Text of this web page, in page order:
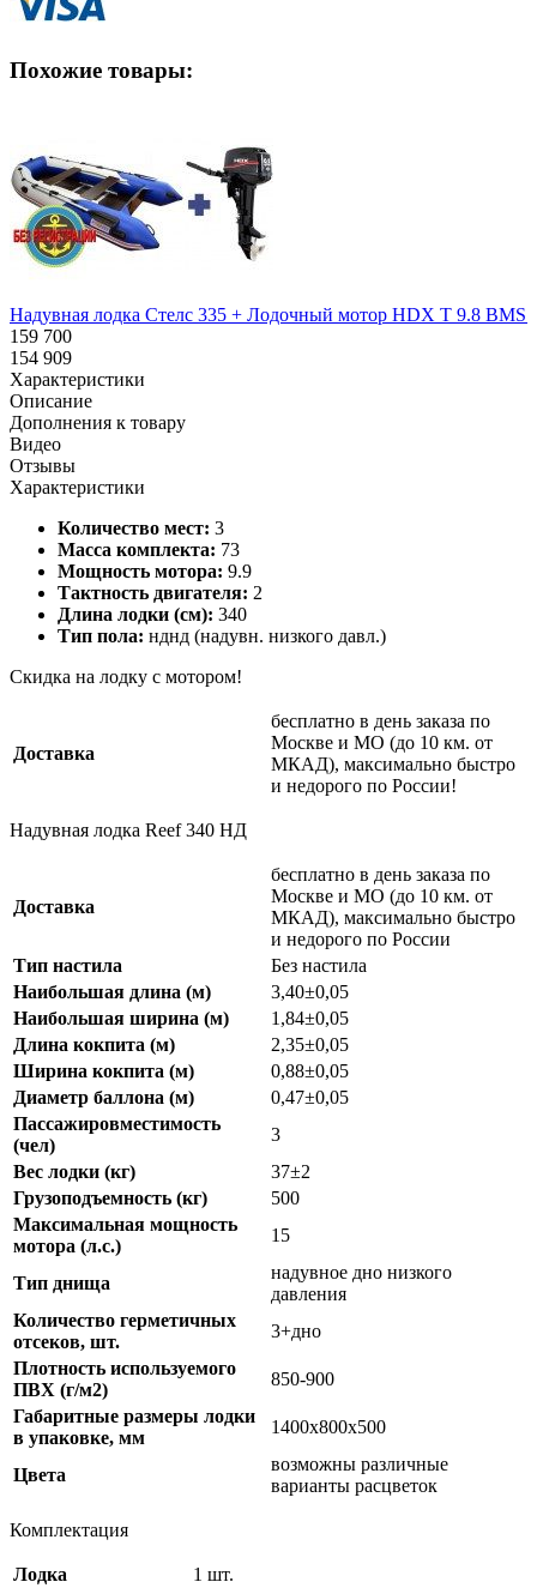
Похожие товары:
Надувная лодка Стелс 335 + Лодочный мотор HDX T 9.8 BMS
159 700
154 909
Характеристики
Описание
Дополнения к товару
Видео
Отзывы
Характеристики
Количество мест: 3
Масса комплекта: 73
Мощность мотора: 9.9
Тактность двигателя: 2
Длина лодки (см): 340
Тип пола: нднд (надувн. низкого давл.)
Скидка на лодку с мотором!
Доставка
бесплатно в день заказа по
Москве и МО (до 10 км. от
МКАД), максимально быстро
и недорого по России!
Надувная лодка Reef 340 НД
Доставка
бесплатно в день заказа по
Москве и МО (до 10 км. от
МКАД), максимально быстро
и недорого по России
Тип настила
Без настила
Наибольшая длина (м)
3,40±0,05
Наибольшая ширина (м)
1,84±0,05
Длина кокпита (м)
2,35±0,05
Ширина кокпита (м)
0,88±0,05
Диаметр баллона (м)
0,47±0,05
Пассажировместимость
(чел)
3
Вес лодки (кг)
37±2
Грузоподъемность (кг)
500
Максимальная мощность
мотора (л.с.)
15
Тип днища
надувное дно низкого
давления
Количество герметичных
отсеков, шт.
3+дно
Плотность используемого
ПВХ (г/м2)
850-900
Габаритные размеры лодки
в упаковке, мм
1400х800х500
Цвета
возможны различные
варианты расцветок
Комплектация
Лодка
1 шт.